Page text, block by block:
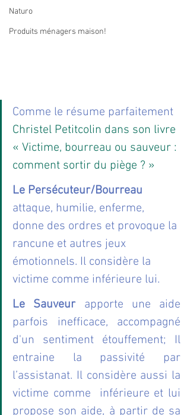
Naturo
Produits ménagers maison!
Comme le résume parfaitement
Christel Petitcolin dans son livre
« Victime, bourreau ou sauveur :
comment sortir du piège ? »
Le Persécuteur/Bourreau
attaque, humilie, enferme,
donne des ordres et provoque la
rancune et autres jeux
émotionnels. Il considère la
victime comme inférieure lui.
Le Sauveur apporte une aide
parfois inefficace, accompagné
d'un sentiment étouffement; Il
entraine la passivité par
l’assistanat. Il considère aussi la
victime comme  inférieure et lui
propose son aide, à partir de sa